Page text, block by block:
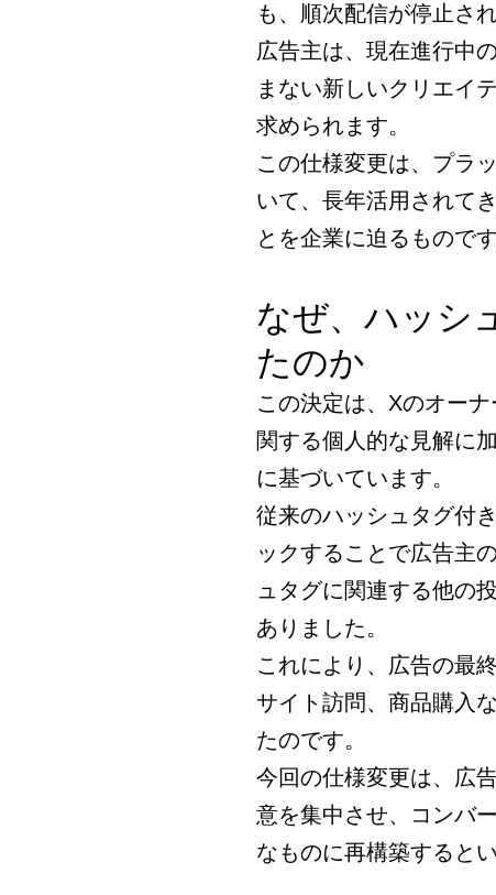
も、順次配信が停止さ
広告主は、現在進行中
まない新しいクリエイ
求められます。
この仕様変更は、プラ
いて、長年活用されて
とを企業に迫るものです
なぜ、ハッシ
たのか
この決定は、Xのオー
関する個人的な見解に
に基づいています。
従来のハッシュタグ付
ックすることで広告主
ュタグに関連する他の
ありました。
これにより、広告の最
サイト訪問、商品購入
たのです。
今回の仕様変更は、広
意を集中させ、コンバ
なものに再構築すると